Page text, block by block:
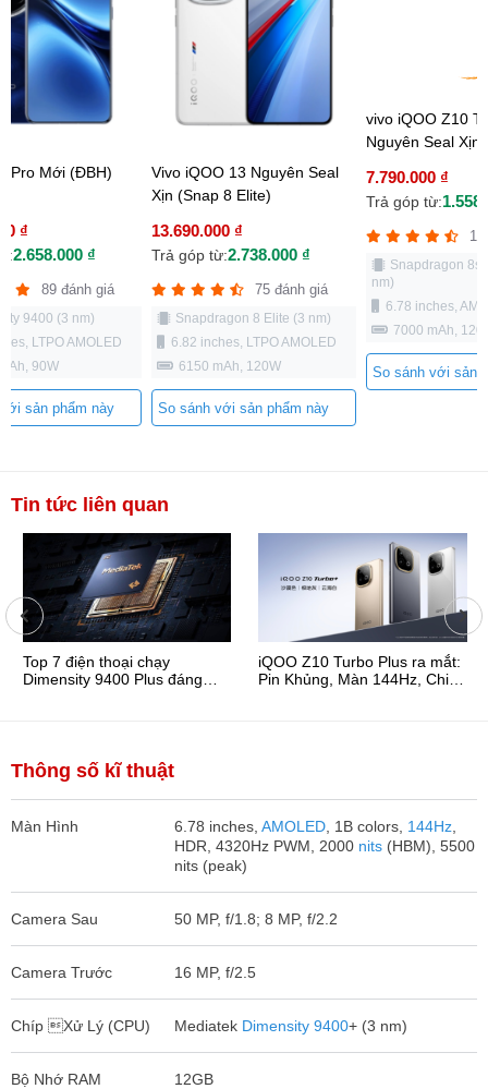
Pro Mới (ĐBH)
₫
2.658.000 ₫
89 đánh giá
9400 (3 nm)
LTPO AMOLED
90W
sản phẩm này
Vivo iQOO 13 Nguyên Seal
Xịn (Snap 8 Elite)
13.690.000 ₫
Trả góp từ:2.738.000 ₫
75 đánh giá
Snapdragon 8 Elite (3 nm)
6.82 inches, LTPO AMOLED
6150 mAh, 120W
So sánh với sản phẩm này
vivo iQOO Z10
Nguyên Seal Xịn
7.790.000 ₫
Trả góp từ:
Snapdragon 8s
nm)
6.78 inches,
7000 mAh,
So sánh với sản
Tin tức liên quan
Top 7 điện thoại chạy
Dimensity 9400 Plus đáng
iQOO Z10 Turbo Plus ra mắt:
Pin Khủng, Màn 144Hz, Chip
Thông số kĩ thuật
Màn Hình 6.78 inches, AMOLED, 1B colors, 144Hz,
HDR, 4320Hz PWM, 2000 nits(HBM), 5500
nits (peak)
Camera Sau 50 MP, f/1.8; 8 MP, f/2.2
Camera Trước 16 MP, f/2.5
Chíp Xử Lý (CPU) Mediatek Dimensity 9400+ (3 nm)
Bộ Nhớ RAM 12GB